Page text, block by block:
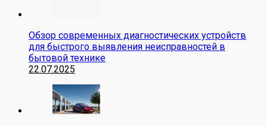
Обзор современных диагностических устройств
для быстрого выявления неисправностей в
бытовой технике
22.07.2025